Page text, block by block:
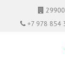
+7 978 854